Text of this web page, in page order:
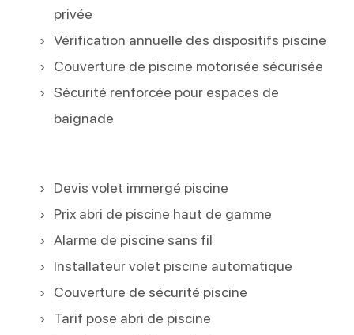
privée
Vérification annuelle des dispositifs piscine
Couverture de piscine motorisée sécurisée
Sécurité renforcée pour espaces de
baignade
Devis volet immergé piscine
Prix abri de piscine haut de gamme
Alarme de piscine sans fil
Installateur volet piscine automatique
Couverture de sécurité piscine
Tarif pose abri de piscine